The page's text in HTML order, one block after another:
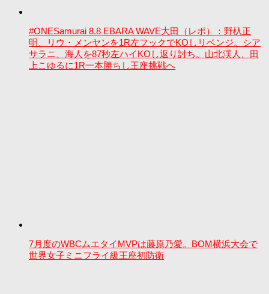
#ONESamurai 8.8 EBARA WAVE大田（レポ）：野杁正
明、リウ・メンヤンを1R左フックでKOしリベンジ。シア
サラニ、海人を87秒左ハイKOし返り討ち。山北渓人、田
上こゆるに1R一本勝ちし王座挑戦へ
7月度のWBCムエタイMVPは藤原乃愛。BOM横浜大会で
世界女子ミニフライ級王座初防衛